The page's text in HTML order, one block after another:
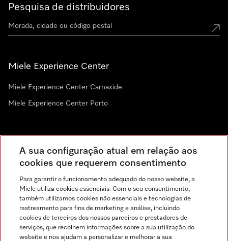
Pesquisa de distribuidores
Miele Experience Center
Miele Experience Center Carnaxide
Miele Experience Center Porto
Miele no Instagram
Miele no Facebook
Miele no Youtube
A sua configuração atual em relação aos
cookies que requerem consentimento
Para garantir o funcionamento adequado do nosso website, a
Miele utiliza cookies essenciais. Com o seu consentimento,
também utilizamos cookies não essenciais e tecnologias de
rastreamento para fins de marketing e análise, incluindo
cookies de terceiros dos nossos parceiros e prestadores de
serviços, que recolhem informações sobre a sua utilização do
website e nos ajudam a personalizar e melhorar a sua